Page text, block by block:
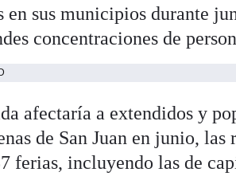
en sus municipios durante
concentraciones de
afectaría a extendidos y
de San Juan en junio,
ferias, incluyendo las de